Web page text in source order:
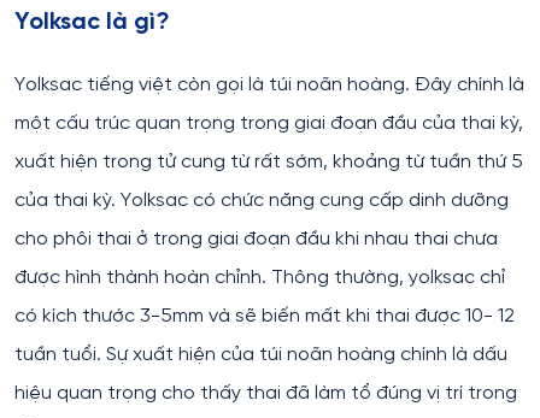
Yolksac là gì?
Yolksac tiếng việt còn gọi là túi noãn hoàng. Đây chính là
một cấu trúc quan trọng trong giai đoạn đầu của thai kỳ,
xuất hiện trong tử cung từ rất sớm, khoảng từ tuần thứ 5
của thai kỳ. Yolksac có chức năng cung cấp dinh dưỡng
cho phôi thai ở trong giai đoạn đầu khi nhau thai chưa
được hình thành hoàn chỉnh. Thông thường, yolksac chỉ
có kích thước 3-5mm và sẽ biến mất khi thai được 10- 12
tuần tuổi. Sự xuất hiện của túi noãn hoàng chính là dấu
hiệu quan trọng cho thấy thai đã làm tổ đúng vị trí trong